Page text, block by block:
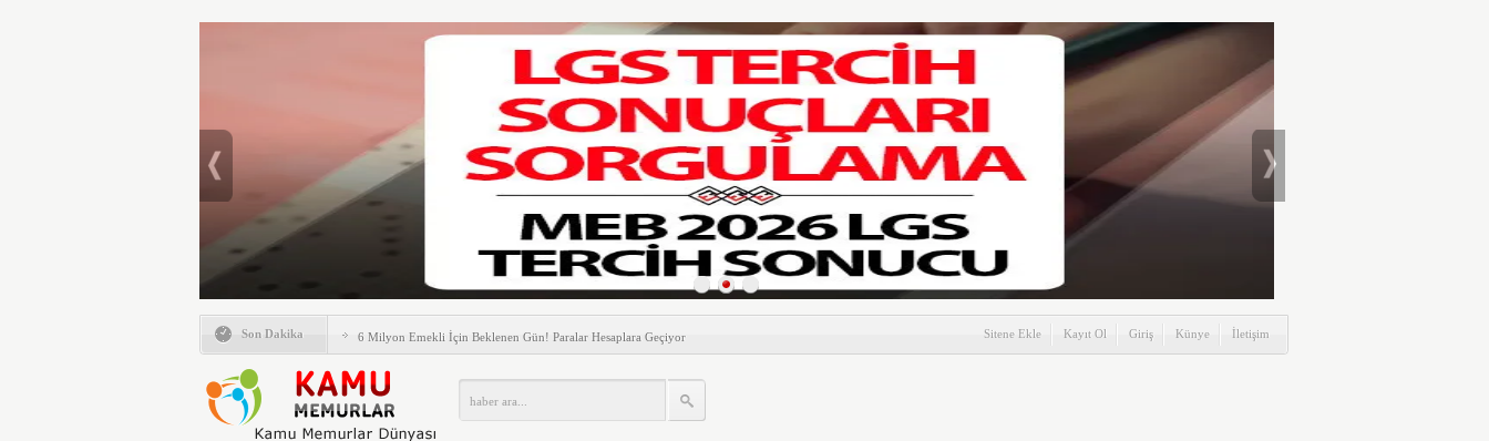
Son Dakika
Emlak Vergisinde Yeni Dönem! Ev Sahipleri Dikkat
6 Milyon Emekli İçin Beklenen Gün! Paralar Hesaplara Geçiyor
LGS Nakil Başvurusu Nasıl Yapılır? e-Okul Adım Adım Rehber (2026)
MEB LGS 2026 SONUÇ SORGULAMA EKRANI! LGS Sınav Sonuçları MEB Tarafından
Açıklandı! Liselere Geçiş Sınavı (LGS) (meb.gov.tr) Sonuç Sorgulama Ekranı
Sitene Ekle Kayıt Ol Giriş Künye İletişim